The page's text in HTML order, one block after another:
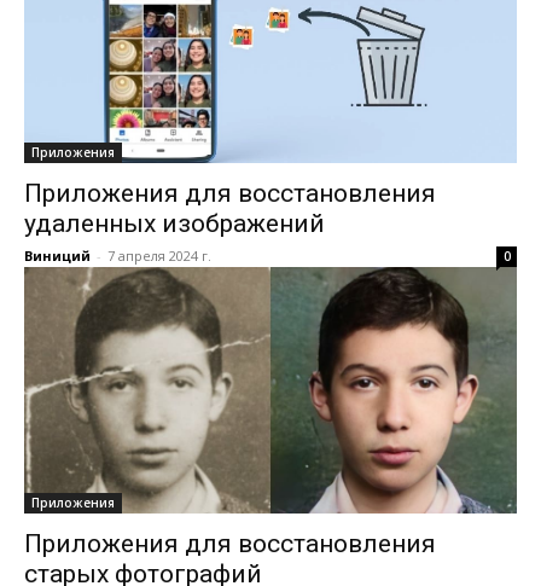
Приложения
Приложения для восстановления
удаленных изображений
Виниций - 7 апреля 2024 г. 0
Приложения
Приложения для восстановления
старых фотографий